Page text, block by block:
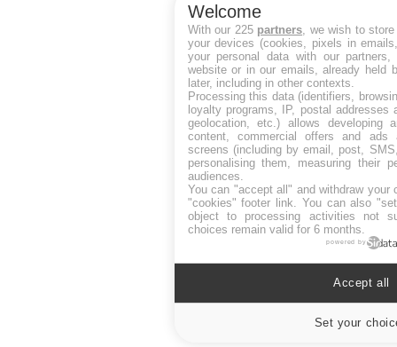
Welcome
With our 225 partners , we wish to
your devices (cookies, pixels in
your personal data with our
website or in our emails, already held
later, including in other contexts.
Processing this data (identifiers,
loyalty programs, IP, postal addresses
geolocation, etc.) allows developing
content, commercial offers and ads
screens (including by email, post,
personalising them, measuring their
audiences.
You can "accept all" and withdraw
"cookies" footer link . You can also
object to processing activities not
choices remain valid for 6 months.
powered by
Set your
Accept all